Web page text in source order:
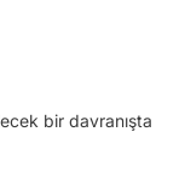
bir davranışta